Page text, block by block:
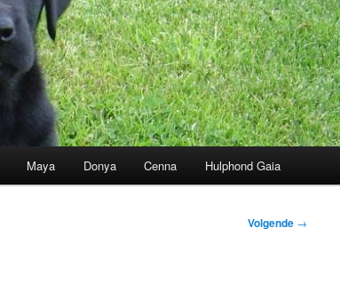
Maya Donya Cenna Hulphond Gaia
Volgende →